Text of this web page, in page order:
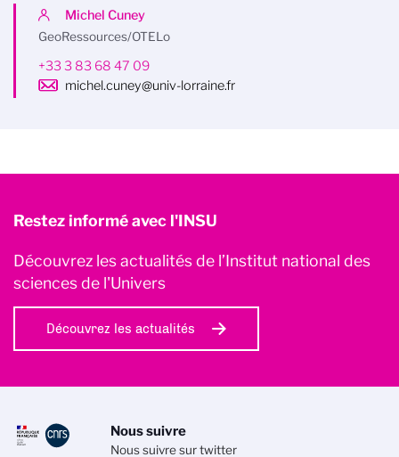
Michel Cuney
GeoRessources/OTELo
+33 3 83 68 47 09
michel.cuney@univ-lorraine.fr
Restez informé avec l'INSU
Découvrez les actualités de l’Institut national des
sciences de l'Univers
Découvrez les actualités
Nous suivre
Nous suivre sur twitter